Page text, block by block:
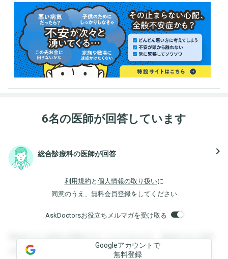
6名の医師が回答しています
総合診療科の医師が回答 navigate_next
利用規約 と 個人情報の取り扱いに
同意のうえ、無料会員登録をしてください
AskDoctorsお役立ちメルマガを受け取る
登録すると回答を閲覧することができます。登録すると回答
を閲覧することができます。登録すると回答を閲覧すること
Googleアカウントで
無料登録